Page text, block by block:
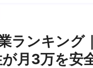
ランキング
月3万を安